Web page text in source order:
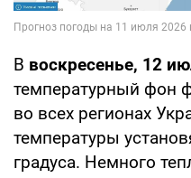
В воскресенье, 12
температурный фон
во всех регионах
температуры
градуса. Немного